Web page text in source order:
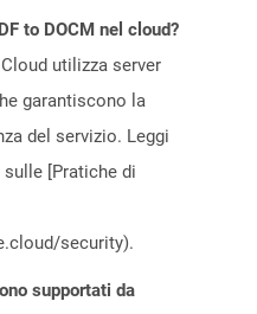
to DOCM nel cloud?
utilizza server
garantiscono la
del servizio. Leggi
[Pratiche di
security).
supportati da